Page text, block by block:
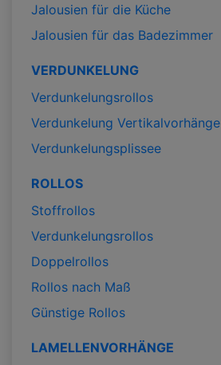
Jalousien für die Küche
Jalousien für das Badezimmer
VERDUNKELUNG
Verdunkelungsrollos
Verdunkelung Vertikalvorhänge
Verdunkelungsplissee
ROLLOS
Stoffrollos
Verdunkelungsrollos
Doppelrollos
Rollos nach Maß
Günstige Rollos
LAMELLENVORHÄNGE